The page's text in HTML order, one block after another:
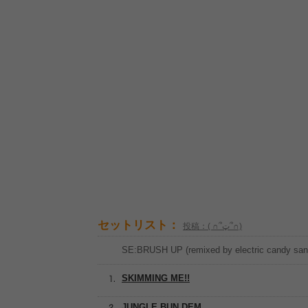
セットリスト： 投稿：( ∩՞ټ՞∩)
SE:BRUSH UP (remixed by electric candy
SKIMMING ME!!